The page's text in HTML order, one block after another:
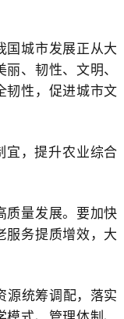
国城市发展正从大
、韧性、文明、
韧性，促进城市文
宜，提升农业综合
质量发展。要加快
服务提质增效，大
源统筹调配，落实